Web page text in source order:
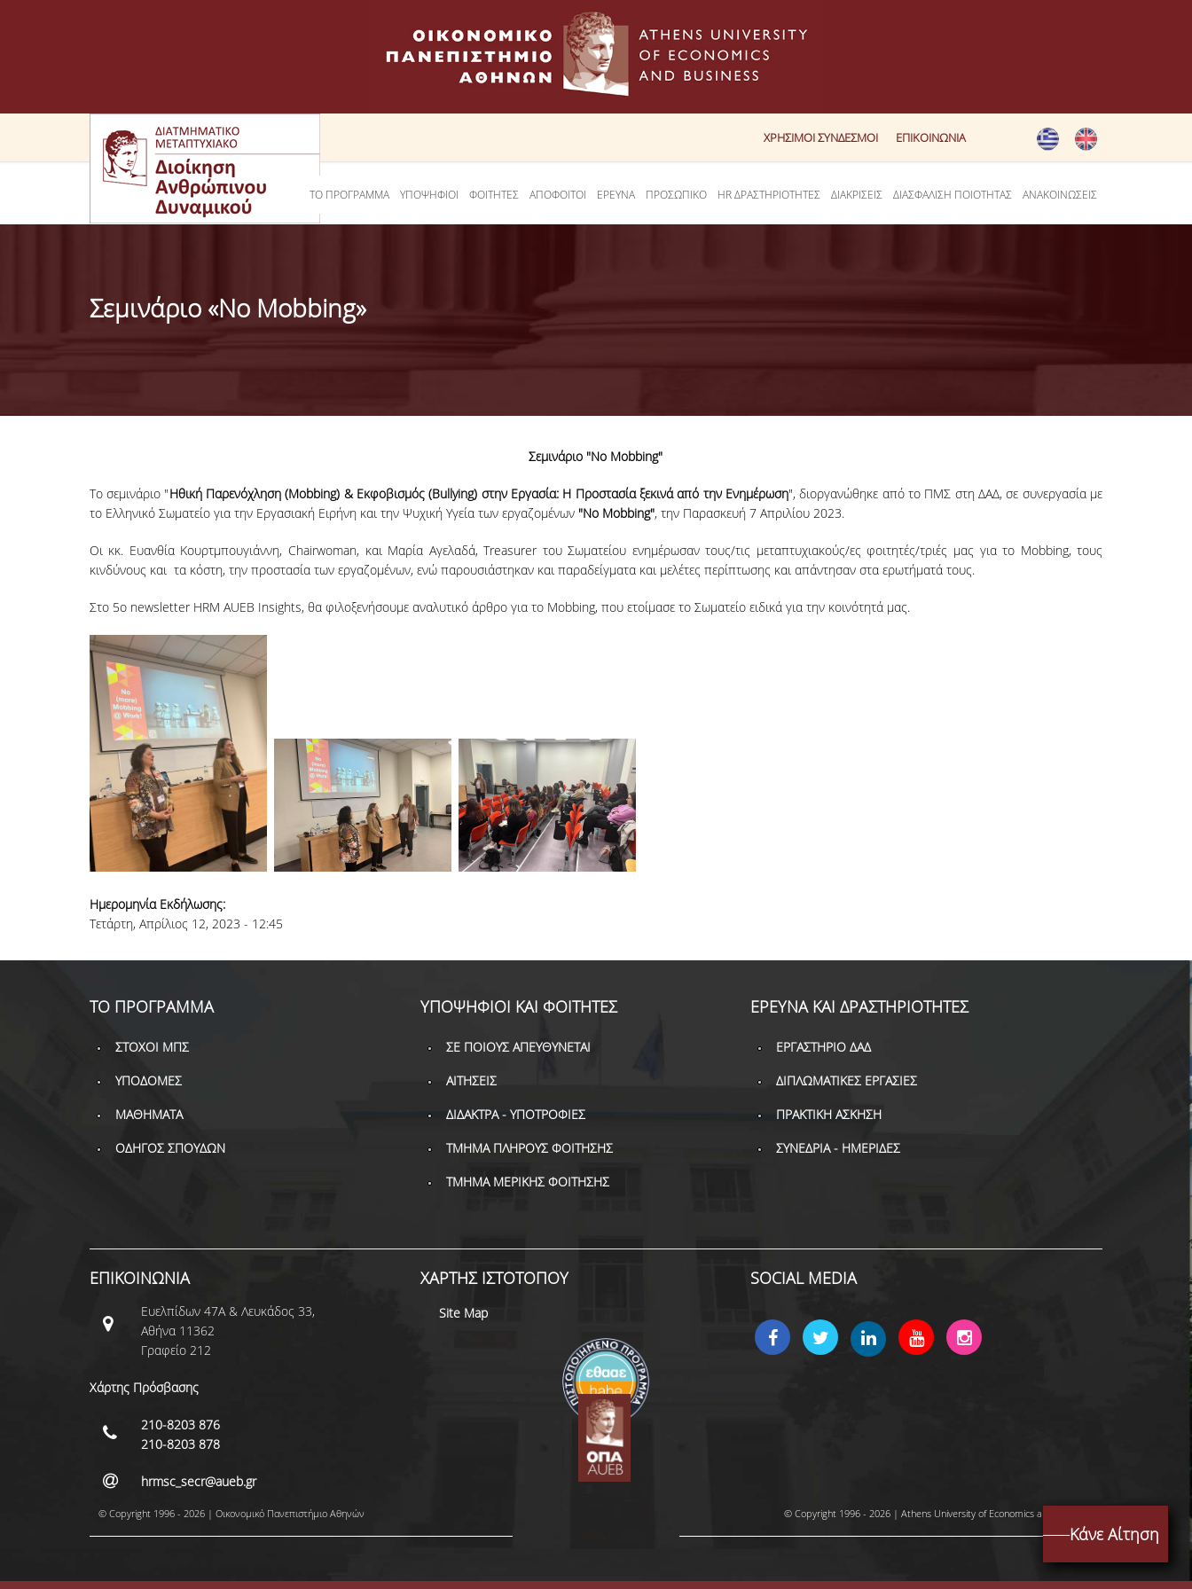
Κάνε Αίτηση
ΧΡΗΣΙΜΟΙ ΣΥΝΔΕΣΜΟΙ ΕΠΙΚΟΙΝΩΝΙΑ
ΤΟ ΠΡΟΓΡΑΜΜΑ ΥΠΟΨΗΦΙΟΙ ΦΟΙΤΗΤΕΣ ΑΠΟΦΟΙΤΟΙ ΕΡΕΥΝΑ ΠΡΟΣΩΠΙΚΟ HR ΔΡΑΣΤΗΡΙΟΤΗΤΕΣ ΔΙΑΚΡΙΣΕΙΣ ΔΙΑΣΦΑΛΙΣΗ ΠΟΙΟΤΗΤΑΣ ΑΝΑΚΟΙΝΩΣΕΙΣ
Σεμινάριο «No Mobbing»
Σεμινάριο "No Mobbing"
Το σεμινάριο "Ηθική Παρενόχληση (Mobbing) & Εκφοβισμός (Bullying) στην Εργασία: H Προστασία ξεκινά από την Ενημέρωση", διοργανώθηκε από το ΠΜΣ στη ΔΑΔ, σε συνεργασία με
το Ελληνικό Σωματείο για την Εργασιακή Ειρήνη και την Ψυχική Υγεία των εργαζομένων "No Mobbing", την Παρασκευή 7 Απριλίου 2023.
Οι κκ. Ευανθία Κουρτμπουγιάννη, Chairwoman, και Μαρία Αγελαδά, Treasurer του Σωματείου ενημέρωσαν τους/τις μεταπτυχιακούς/ες φοιτητές/τριές μας για το Mobbing, τους
κινδύνους και τα κόστη, την προστασία των εργαζομένων, ενώ παρουσιάστηκαν και παραδείγματα και μελέτες περίπτωσης και απάντησαν στα ερωτήματά τους.
Στο 5οnewsletter HRM AUEB Insights, θα φιλοξενήσουμε αναλυτικό άρθρο για το Mobbing, που ετοίμασε το Σωματείο ειδικά για την κοινότητά μας.
Ημερομηνία Εκδήλωσης:
Τετάρτη, Απρίλιος 12, 2023 - 12:45
ΤΟ ΠΡΟΓΡΑΜΜΑ
ΣΤΟΧΟΙ ΜΠΣ
ΥΠΟΔΟΜΕΣ
ΜΑΘΗΜΑΤΑ
ΟΔΗΓΟΣ ΣΠΟΥΔΩΝ
ΥΠΟΨΗΦΙΟΙ ΚΑΙ ΦΟΙΤΗΤΕΣ
ΣΕ ΠΟΙΟΥΣ ΑΠΕΥΘΥΝΕΤΑΙ
ΑΙΤΗΣΕΙΣ
ΔΙΔΑΚΤΡΑ - ΥΠΟΤΡΟΦΙΕΣ
ΤΜΗΜΑ ΠΛΗΡΟΥΣ ΦΟΙΤΗΣΗΣ
ΤΜΗΜΑ ΜΕΡΙΚΗΣ ΦΟΙΤΗΣΗΣ
ΕΡΕΥΝΑ ΚΑΙ ΔΡΑΣΤΗΡΙΟΤΗΤΕΣ
ΕΡΓΑΣΤΗΡΙΟ ΔΑΔ
ΔΙΠΛΩΜΑΤΙΚΕΣ ΕΡΓΑΣΙΕΣ
ΠΡΑΚΤΙΚΗ ΑΣΚΗΣΗ
ΣΥΝΕΔΡΙΑ - ΗΜΕΡΙΔΕΣ
ΕΠΙΚΟΙΝΩΝΙΑ
Ευελπίδων 47Α & Λευκάδος 33,
Αθήνα 11362
Γραφείο 212
Χάρτης Πρόσβασης
210-8203 876
210-8203 878
hrmsc_secr@aueb.gr
ΧΑΡΤΗΣ ΙΣΤΟΤΟΠΟΥ
Site Map
SOCIAL MEDIA
© Copyright 1996 - 2026 | Οικονομικό Πανεπιστήμιο Αθηνών © Copyright 1996 - 2026 | Athens University of Economics and Business